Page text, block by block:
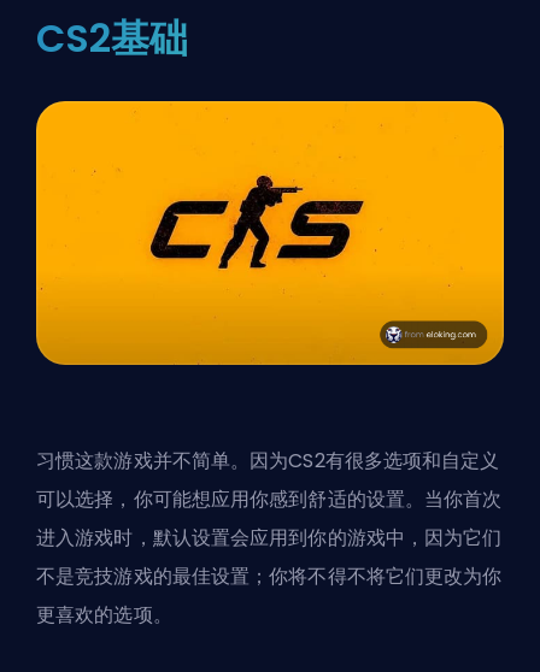
CS2基础
习惯这款游戏并不简单。因为CS2有很多选项和自定义
可以选择，你可能想应用你感到舒适的设置。当你首次
进入游戏时，默认设置会应用到你的游戏中，因为它们
不是竞技游戏的最佳设置；你将不得不将它们更改为你
更喜欢的选项。